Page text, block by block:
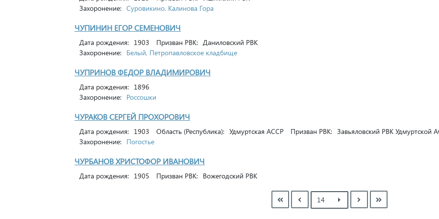
Захоронение: Суровикино. Калинова Гора
ЧУПИНИН ЕГОР СЕМЕНОВИЧ
Дата рождения: 1903 Призван РВК: Даниловский РВК
Захоронение: Белый, Петропавловское кладбище
ЧУПРИНОВ ФЕДОР ВЛАДИМИРОВИЧ
Дата рождения: 1896
Захоронение: Россошки
ЧУРАКОВ СЕРГЕЙ ПРОХОРОВИЧ
Дата рождения: 1903 Область (Республика): Удмуртская АССР Призван РВК: Завьяловский РВК Удмуртской
Захоронение: Погостье
ЧУРБАНОВ ХРИСТОФОР ИВАНОВИЧ
Дата рождения: 1905 Призван РВК: Вожегодский РВК